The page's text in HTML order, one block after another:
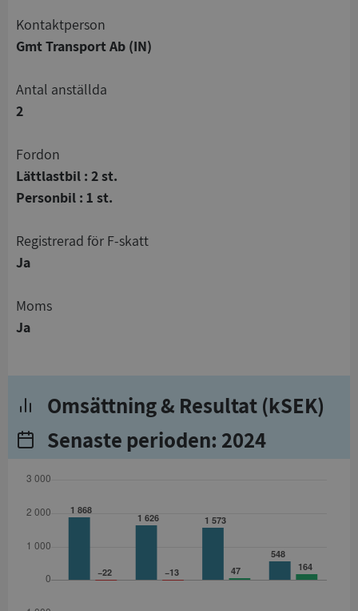
Kontaktperson
Gmt Transport Ab (IN)
Antal anställda
2
Fordon
Lättlastbil : 2 st.
Personbil : 1 st.
registrerad för F-skatt
Ja
Moms
Ja
Omsättning & Resultat (kSEK)
Senaste perioden: 2024